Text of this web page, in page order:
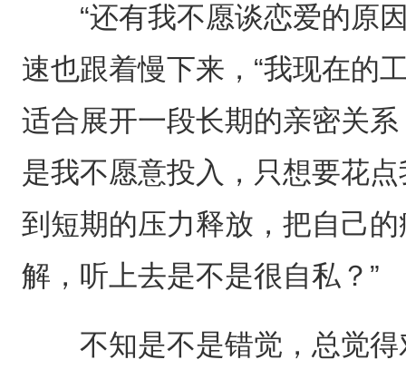
“还有我不愿谈恋爱的原因
速也跟着慢下来，“我现在的
适合展开一段长期的亲密关
是我不愿意投入，只想要花
到短期的压力释放，把自己
解，听上去是不是很自私？”
不知是不是错觉，总觉得